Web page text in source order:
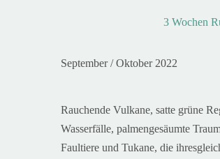
3 Wochen
September / Oktober 2022
Rauchende Vulkane, satte grüne
Wasserfälle, palmengesäumte
Faultiere und Tukane, die